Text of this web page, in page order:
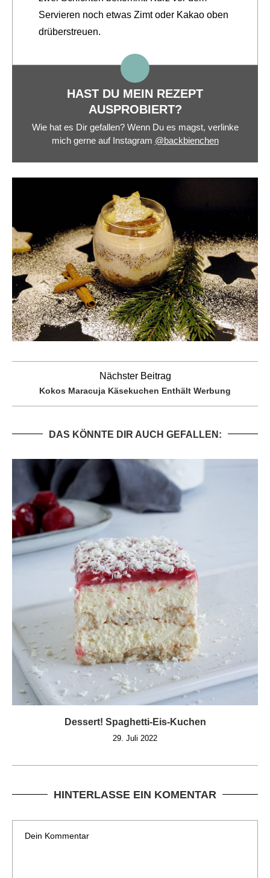
Servieren noch etwas Zimt oder Kakao oben
drüberstreuen.
HAST DU MEIN REZEPT
AUSPROBIERT?
Wie hat es Dir gefallen? Wenn Du es magst, verlinke
mich gerne auf Instagram @backbienchen
Nächster Beitrag
Kokos Maracuja Käsekuchen Enthält Werbung
DAS KÖNNTE DIR AUCH GEFALLEN:
Dessert! Spaghetti-Eis-Kuchen
29. Juli 2022
HINTERLASSE EIN KOMENTAR